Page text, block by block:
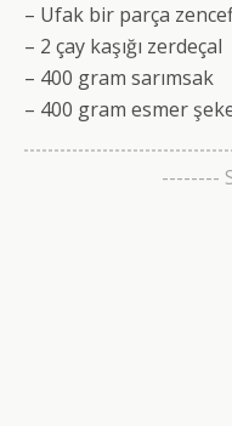
– Ufak bir parça
– 2 çay kaşığı zerdeçal
– 400 gram sarımsak
– 400 gram esmer
--------